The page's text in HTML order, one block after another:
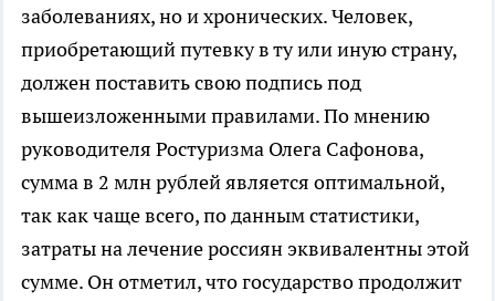
заболеваниях, но и хронических. Человек,
приобретающий путевку в ту или иную страну,
должен поставить свою подпись под
вышеизложенными правилами. По мнению
руководителя Ростуризма Олега Сафонова,
сумма в 2 млн рублей является оптимальной,
так как чаще всего, по данным статистики,
затраты на лечение россиян эквивалентны этой
сумме. Он отметил, что государство продолжит